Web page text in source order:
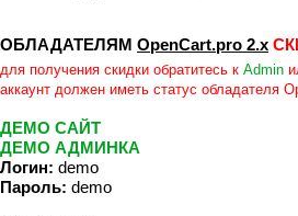
ОБЛАДАТЕЛЯМ OpenCart.pro 2.x
для получения скидки обратитесь к Admin
аккаунт должен иметь статус обладателя
ДЕМО САЙТ
ДЕМО АДМИНКА
Логин: demo
Пароль: demo